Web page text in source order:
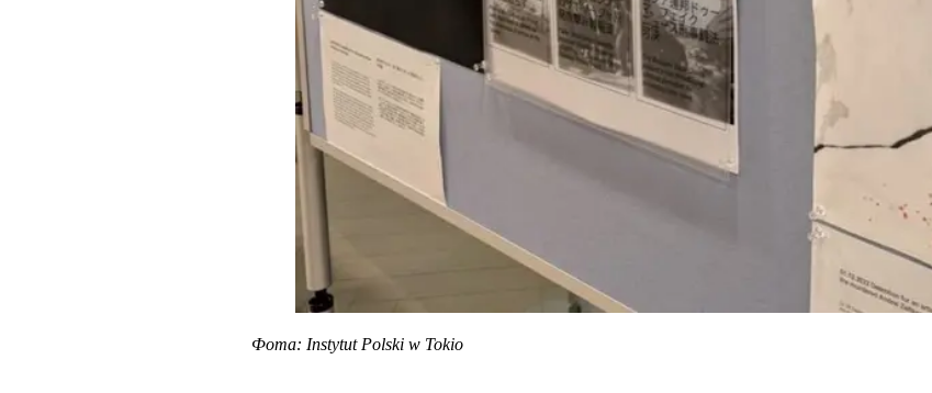
Фота: Instytut Polski w Tokio